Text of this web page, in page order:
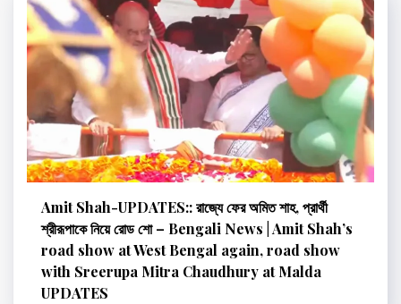
Amit Shah-UPDATES:: রাজ্যে ফের অমিত শাহ, প্রার্থী
শ্রীরূপাকে নিয়ে রোড শো – Bengali News | Amit Shah’s
road show at West Bengal again, road show
with Sreerupa Mitra Chaudhury at Malda
UPDATES